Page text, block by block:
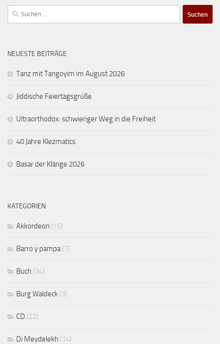
Suchen
nach:
NEUESTE BEITRÄGE
Tanz mit Tangoyim im August 2026
Jiddische Feiertagsgrüße
Ultraorthodox: schwieriger Weg in die Freiheit
40 Jahre Klezmatics
Basar der Klänge 2026
KATEGORIEN
Akkordeon (15)
Barro y pampa(7)
Buch (34)
Burg Waldeck (3)
CD (22)
Di Meydelekh (14)